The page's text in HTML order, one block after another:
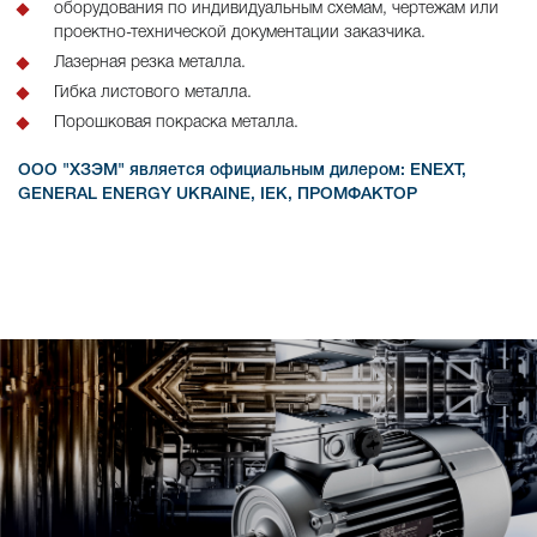
оборудования по индивидуальным схемам, чертежам или
проектно-технической документации заказчика.
Лазерная резка металла.
Гибка листового металла.
Порошковая покраска металла.
ООО "ХЗЭМ" является официальным дилером: ENEXT,
GENERAL ENERGY UKRAINE, IEK, ПРОМФАКТОР